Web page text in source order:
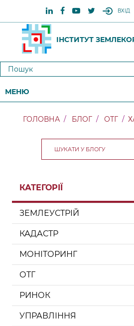
ВХІД
ІНСТИТУТ
МЕНЮ
ГОЛОВНА БЛОГ ОТГ
КАТЕГОРІЇ
ЗЕМЛЕУСТРІЙ
КАДАСТР
МОНІТОРИНГ
ОТГ
РИНОК
УПРАВЛІННЯ